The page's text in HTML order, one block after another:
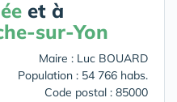
et à
sur-Yon
Maire : Luc BOUARD
Population : 54 766 habs.
Code postal : 85000